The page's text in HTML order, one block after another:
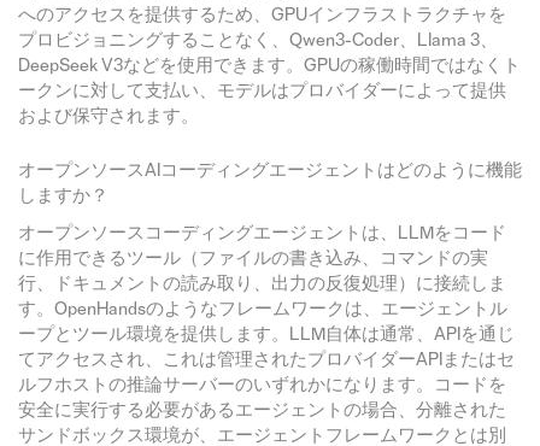
へのアクセスを提供するため、GPUインフラストラクチャを
プロビジョニングすることなく、Qwen3-Coder、Llama 3、
DeepSeek V3などを使用できます。GPUの稼働時間ではなくト
ークンに対して支払い、モデルはプロバイダーによって提供
および保守されます。
オープンソースAIコーディングエージェントはどのように機能
しますか？
オープンソースコーディングエージェントは、LLMをコード
に作用できるツール（ファイルの書き込み、コマンドの実
行、ドキュメントの読み取り、出力の反復処理）に接続しま
す。OpenHandsのようなフレームワークは、エージェントル
ープとツール環境を提供します。LLM自体は通常、APIを通じ
てアクセスされ、これは管理されたプロバイダーAPIまたはセ
ルフホストの推論サーバーのいずれかになります。コードを
安全に実行する必要があるエージェントの場合、分離された
サンドボックス環境が、エージェントフレームワークとは別